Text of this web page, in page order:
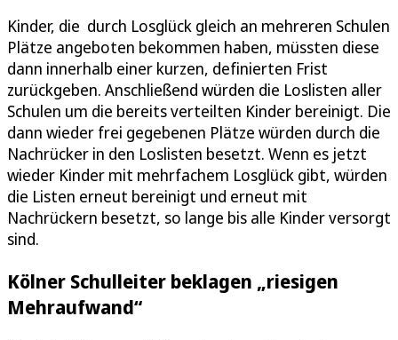
Kinder, die durch Losglück gleich an mehreren Schulen
Plätze angeboten bekommen haben, müssten diese
dann innerhalb einer kurzen, definierten Frist
zurückgeben. Anschließend würden die Loslisten aller
Schulen um die bereits verteilten Kinder bereinigt. Die
dann wieder frei gegebenen Plätze würden durch die
Nachrücker in den Loslisten besetzt. Wenn es jetzt
wieder Kinder mit mehrfachem Losglück gibt, würden
die Listen erneut bereinigt und erneut mit
Nachrückern besetzt, so lange bis alle Kinder versorgt
sind.
Kölner Schulleiter beklagen „riesigen
Mehraufwand“